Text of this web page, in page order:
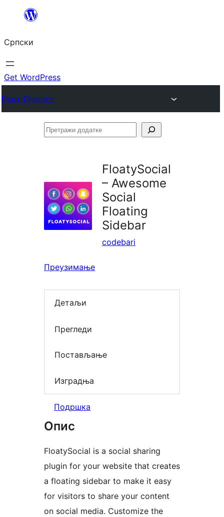
Скочи
садржај
Српски
Get WordPress
Plugin Directory
Претражи
FloatySocial
– Awesome
Social
Floating
Sidebar
codebari
Преузимање
Детаљи
Прегледи
Постављање
Изградња
Подршка
Опис
FloatySocial is a social sharing
plugin for your website that creates
a floating sidebar to make it easy
for visitors to share your content
on social media. Customize the